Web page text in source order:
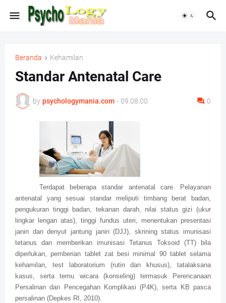
Beranda Kehamilan
Standar Antenatal Care
by psychologymania.com - 09.08.00 0
Terdapat beberapa standar antenatal care. Pelayanan
antenatal yang sesuai standar meliputi timbang berat badan,
pengukuran tinggi badan, tekanan darah, nilai status gizi (ukur
lingkar lengan atas), tinggi fundus uteri, menentukan presentasi
janin dan denyut jantung janin (DJJ), skrining status imunisasi
tetanus dan memberikan imunisasi Tetanus Toksoid (TT) bila
diperlukan, pemberian tablet zat besi minimal 90 tablet selama
kehamilan, test laboratorium (rutin dan khusus), tatalaksana
kasus, serta temu wicara (konseling) termasuk Perencanaan
Persalinan dan Pencegahan Komplikasi (P4K), serta KB pasca
persalinan (Depkes RI, 2010).